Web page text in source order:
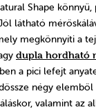
Shape könnyű,
látható
megkönnyíti a
dupla hordható
a pici lefejt
négy
valamint az